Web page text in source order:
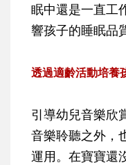
眠中還是一直工
響孩子的睡眠品
透過適齡活動培養
引導幼兒音樂欣
音樂聆聽之外，
運用。在寶寶還